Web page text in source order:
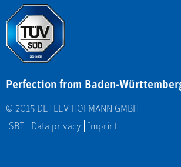
Perfection from Baden-
© 2015 DETLEV HOFMANN GMBH
SBT
Data privacy Imprint